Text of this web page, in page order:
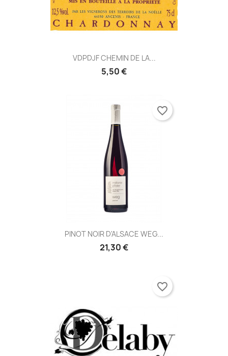
Créer une liste d'envies
Connexion
VDPDJF CHEMIN DE LA...
5,50 €
PINOT NOIR D'ALSACE WEG...
21,30 €
favorite_border
favorite_border